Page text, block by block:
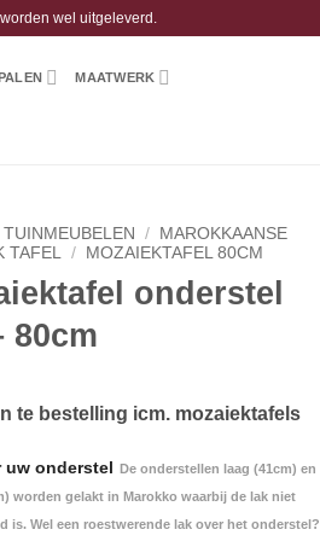
wel uitgeleverd.
MAATWERK
TUINMEUBELEN /
MAROKKAANSE
TAFEL / MOZAIEKTAFEL 80CM
onderstel
80cm
te bestelling icm. mozaiektafels
uw onderstel De onderstellen laag (41cm) en
worden gelakt in Marokko waarbij de lak niet
is. Wel een roestwerende lak over het onderstel?